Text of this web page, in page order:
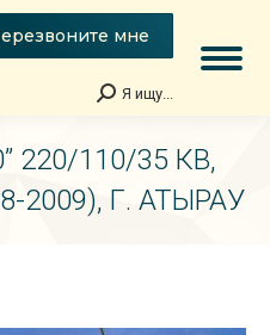
мне
Поиск:
Я ищу...
220/110/35 КВ,
2009), Г. АТЫРАУ